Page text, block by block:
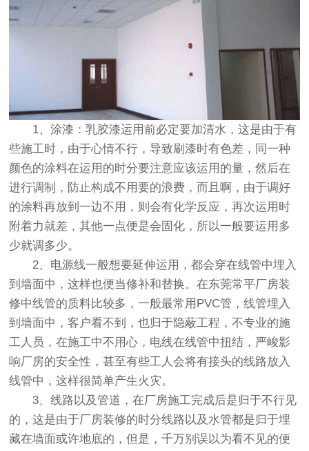
1、涂漆：乳胶漆运用前必定要加清水，这是由于有
些施工时，由于心情不行，导致刷漆时有色差，同一种
颜色的涂料在运用的时分要注意应该运用的量，然后在
进行调制，防止构成不用要的浪费，而且啊，由于调好
的涂料再放到一边不用，则会有化学反应，再次运用时
附着力就差，其他一点便是会固化，所以一般要运用多
少就调多少。
2、电源线一般想要延伸运用，都会穿在线管中埋入
到墙面中，这样也便当修补和替换。在东莞常平厂房装
修中线管的质料比较多，一般最常用PVC管，线管埋入
到墙面中，客户看不到，也归于隐蔽工程，不专业的施
工人员，在施工中不用心，电线在线管中扭结，严峻影
响厂房的安全性，甚至有些工人会将有接头的线路放入
线管中，这样很简单产生火灾。
3、线路以及管道，在厂房施工完成后是归于不行见
的，这是由于厂房装修的时分线路以及水管都是归于埋
藏在墙面或许地底的，但是，千万别误以为看不见的便